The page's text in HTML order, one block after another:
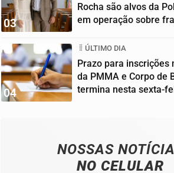
03
Rocha são alvos da
em operação sobre
04
ÚLTIMO DIA
Prazo para inscrições
da PMMA e Corpo de
termina nesta sexta-
NOSSAS
NO CELULAR